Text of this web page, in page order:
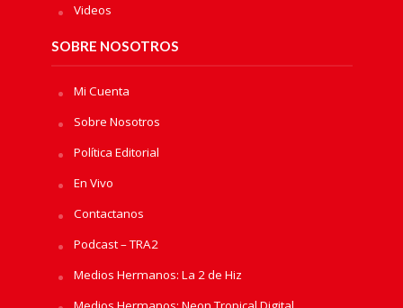
Videos
SOBRE NOSOTROS
Mi Cuenta
Sobre Nosotros
Política Editorial
En Vivo
Contactanos
Podcast – TRA2
Medios Hermanos: La 2 de Hiz